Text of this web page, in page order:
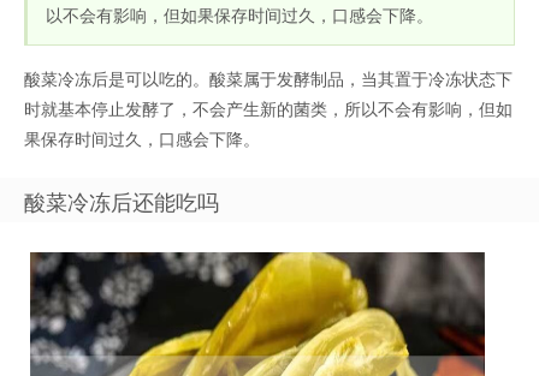
以不会有影响，但如果保存时间过久，口感会下降。
酸菜冷冻后是可以吃的。酸菜属于发酵制品，当其置于冷冻状态下
时就基本停止发酵了，不会产生新的菌类，所以不会有影响，但如
果保存时间过久，口感会下降。
酸菜冷冻后还能吃吗